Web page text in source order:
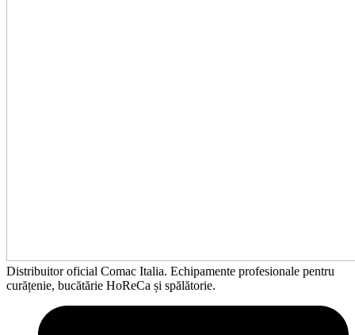
Distribuitor oficial Comac Italia. Echipamente profesionale pentru
curățenie, bucătărie HoReCa și spălătorie.